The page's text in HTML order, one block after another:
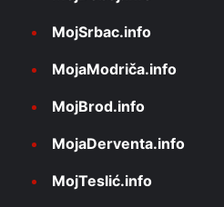
MojSrbac.info
MojaModriča.info
MojBrod.info
MojaDerventa.info
MojTeslić.info